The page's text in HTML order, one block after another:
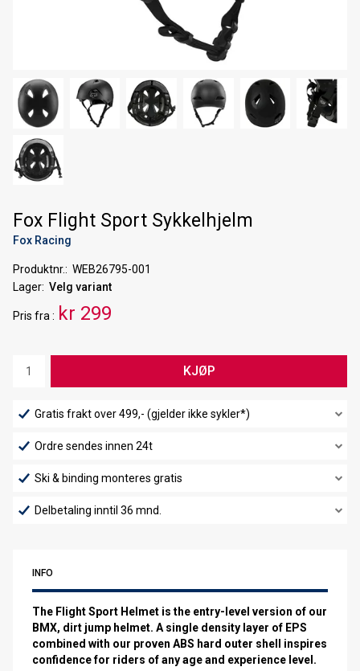
Fox Flight Sport Sykkelhjelm
Fox Racing
Produktnr.
WEB26795-001
Lager Velg variant
Pris fra kr 299
KJØP
Gratis frakt over 499,- (gjelder ikke sykler*)
Ordre sendes innen 24t
Ski & binding monteres gratis
Delbetaling inntil 36 mnd.
INFO
The Flight Sport Helmet is the entry-level version of our
BMX, dirt jump helmet. A single density layer of EPS
combined with our proven ABS hard outer shell inspires
confidence for riders of any age and experience level.